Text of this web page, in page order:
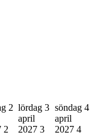
2
2
lördag 3
april
2027 3
söndag 4
april
2027 4